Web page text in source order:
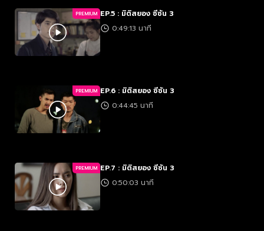
PREMIUM EP.5 : มิติสยอง ซีซัน 3
0:49:13 นาที
PREMIUM EP.6 : มิติสยอง ซีซัน 3
0:44:45 นาที
PREMIUM EP.7 : มิติสยอง ซีซัน 3
0:50:03 นาที